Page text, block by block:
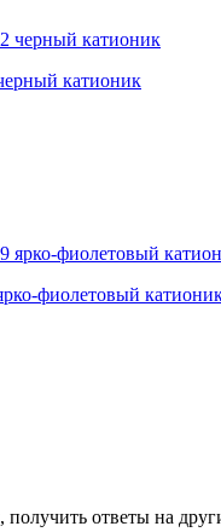
катионик
фиолетовый
получить ответы на